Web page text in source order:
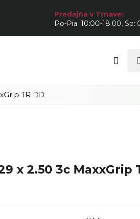
Predajňa v Trnave:
Po-Pia: 10:00-18:00, So:
TR DD
x 2.50 3c MaxxGrip